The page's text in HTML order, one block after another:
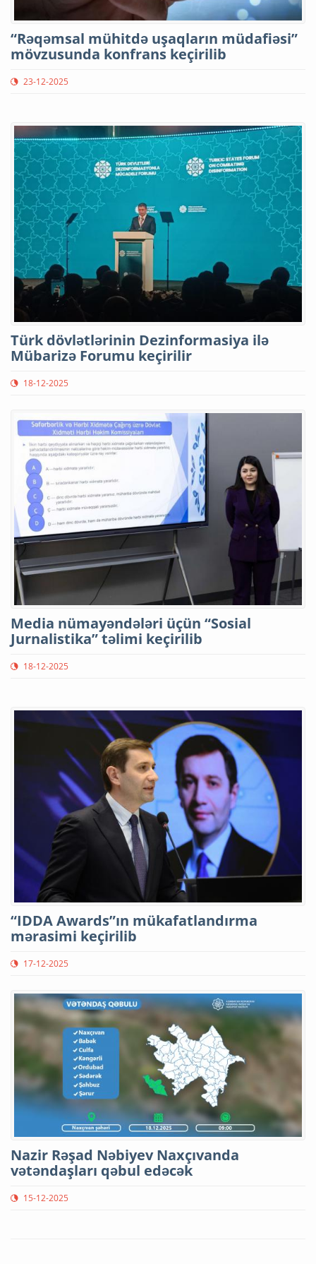
“Rəqəmsal mühitdə uşaqların müdafiəsi”
mövzusunda konfrans keçirilib
23-12-2025
Türk dövlətlərinin Dezinformasiya ilə
Mübarizə Forumu keçirilir
18-12-2025
Media nümayəndələri üçün “Sosial
Jurnalistika” təlimi keçirilib
18-12-2025
“IDDA Awards”ın mükafatlandırma
mərasimi keçirilib
17-12-2025
Nazir Rəşad Nəbiyev Naxçıvanda
vətəndaşları qəbul edəcək
15-12-2025